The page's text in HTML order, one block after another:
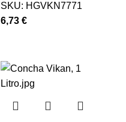
SKU: HGVKN7771
6,73 €